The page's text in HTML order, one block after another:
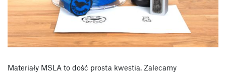
Materiały MSLA to dość prosta kwestia. Zalecamy